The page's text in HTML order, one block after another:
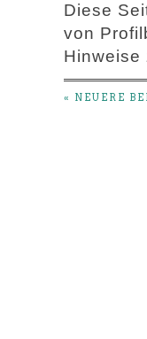
Diese
von
Hinweise
« NEUERE